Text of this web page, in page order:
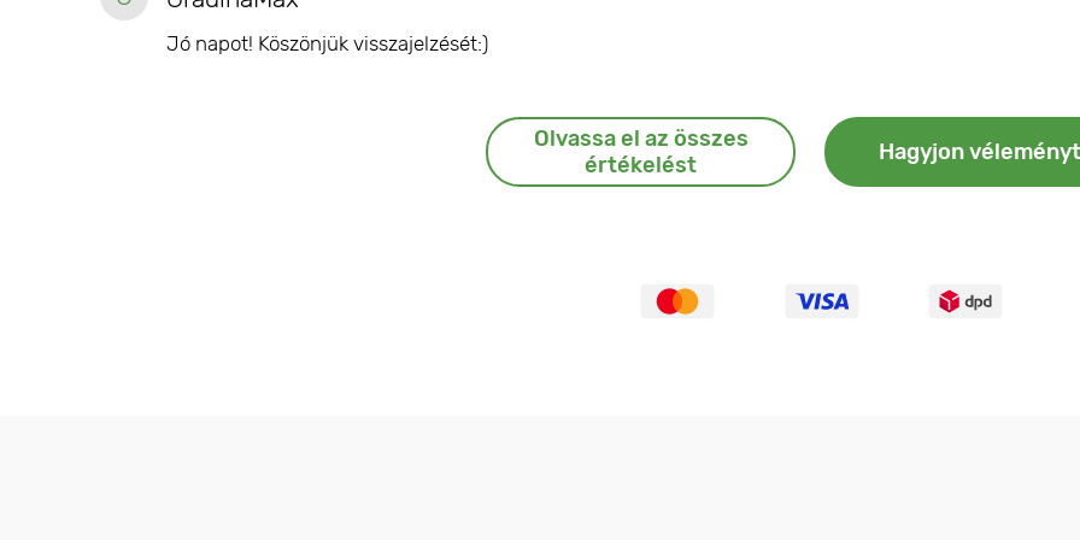
Jó napot! Köszönjük visszajelzését:)
Olvassa el az összes
értékelést
Hagyjon véleményt